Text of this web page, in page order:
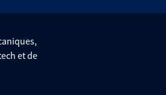
et de